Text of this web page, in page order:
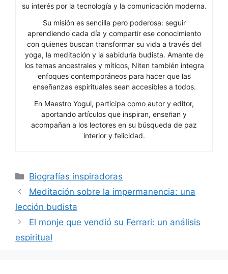
su interés por la tecnología y la comunicación moderna.
Su misión es sencilla pero poderosa: seguir
aprendiendo cada día y compartir ese conocimiento
con quienes buscan transformar su vida a través del
yoga, la meditación y la sabiduría budista. Amante de
los temas ancestrales y míticos, Niten también integra
enfoques contemporáneos para hacer que las
enseñanzas espirituales sean accesibles a todos.
En Maestro Yogui, participa como autor y editor,
aportando artículos que inspiran, enseñan y
acompañan a los lectores en su búsqueda de paz
interior y felicidad.
Categorías
Biografías inspiradoras
Meditación sobre la impermanencia: una
lección budista
El monje que vendió su Ferrari: un análisis
espiritual